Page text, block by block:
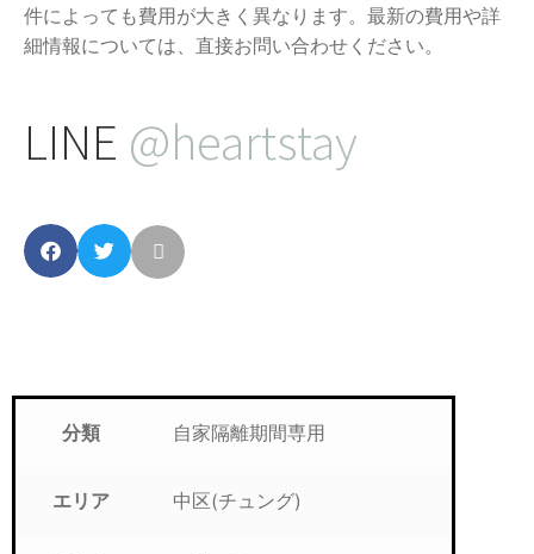
件によっても費用が大きく異なります。最新の費用や詳
細情報については、直接お問い合わせください。
LINE @heartstay
分類 自家隔離期間専用
エリア 中区(チュング)